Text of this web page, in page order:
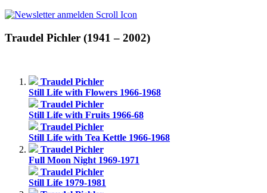
Traudel Pichler (1941 – 2002)
Traudel Pichler
Still Life with Flowers 1966-1968
Traudel Pichler
Still Life with Fruits 1966-68
Traudel Pichler
Still Life with Tea Kettle 1966-1968
Traudel Pichler
Full Moon Night 1969-1971
Traudel Pichler
Still Life 1979-1981